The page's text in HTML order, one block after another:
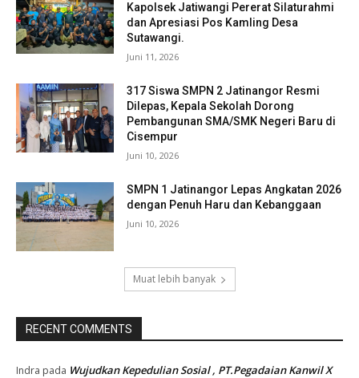
Kapolsek Jatiwangi Pererat Silaturahmi
dan Apresiasi Pos Kamling Desa
Sutawangi.
Juni 11, 2026
317 Siswa SMPN 2 Jatinangor Resmi
Dilepas, Kepala Sekolah Dorong
Pembangunan SMA/SMK Negeri Baru di
Cisempur
Juni 10, 2026
SMPN 1 Jatinangor Lepas Angkatan 2026
dengan Penuh Haru dan Kebanggaan
Juni 10, 2026
Muat lebih banyak
RECENT COMMENTS
Indra pada Wujudkan Kepedulian Sosial , PT.Pegadaian Kanwil X